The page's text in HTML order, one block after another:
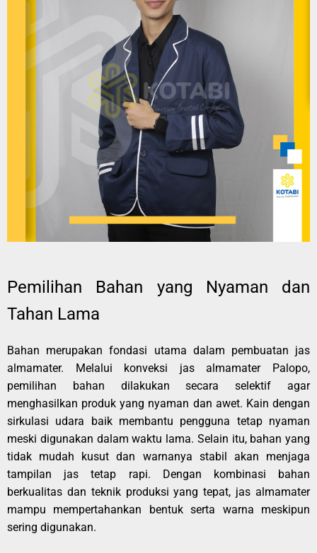
Pemilihan Bahan yang Nyaman dan
Tahan Lama
Bahan merupakan fondasi utama dalam pembuatan jas
almamater. Melalui konveksi jas almamater Palopo,
pemilihan bahan dilakukan secara selektif agar
menghasilkan produk yang nyaman dan awet. Kain dengan
sirkulasi udara baik membantu pengguna tetap nyaman
meski digunakan dalam waktu lama. Selain itu, bahan yang
tidak mudah kusut dan warnanya stabil akan menjaga
tampilan jas tetap rapi. Dengan kombinasi bahan
berkualitas dan teknik produksi yang tepat, jas almamater
mampu mempertahankan bentuk serta warna meskipun
sering digunakan.